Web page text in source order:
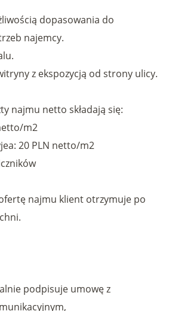
dopasowania do
najemcy.
z ekspozycją od strony ulicy.
najmu netto składają się:
m2
20 PLN netto/m2
najmu klient otrzymuje po
podpisuje umowę z